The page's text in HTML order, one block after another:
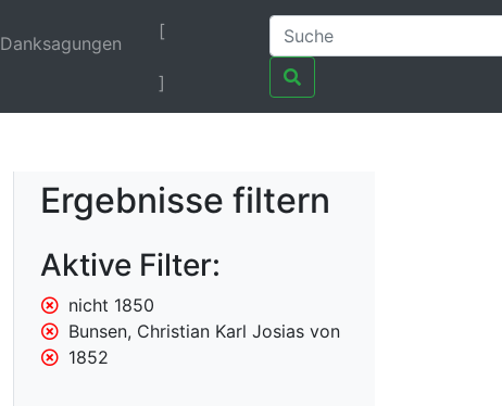
Danksagungen
[
]
Ergebnisse filtern
Aktive Filter:
nicht 1850
Bunsen, Christian Karl Josias von
1852